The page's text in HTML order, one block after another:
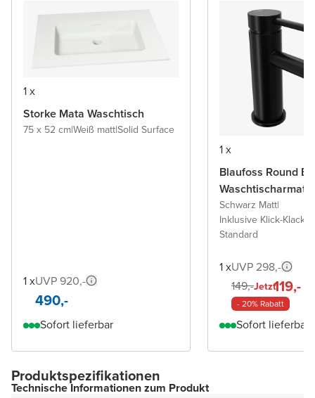
1 x
Storke Mata Waschtisch
75 x 52 cm|Weiß matt|Solid Surface
1 xUVP 920,-
490,-
Sofort lieferbar
1 x
Blaufoss Round
Schwarz Matt|
Inklusive Klick-Klack
Standard
1 xUVP 298,-
149,-Jetzt119,-
- 20% Rabatt
Sofort lieferbar
Produktspezifikationen
Technische Informationen zum Produkt